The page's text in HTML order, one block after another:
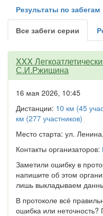
Результаты по забегам
Все забеги серии
XXX
С.И.Ржищина
16 мая 2026, 10:45
Дистанции: 10 км (45
км (277 участников)
Место старта: ул.
Контакты организаторов:
Заметили ошибку в
напишите об этом
лишь выкладываем
В протоколе всё
ошибка или неточность?